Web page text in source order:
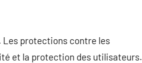
protections contre les
et la protection des utilisateurs.